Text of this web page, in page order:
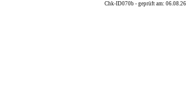
Chk-ID070b - geprüft am: 06.08.26